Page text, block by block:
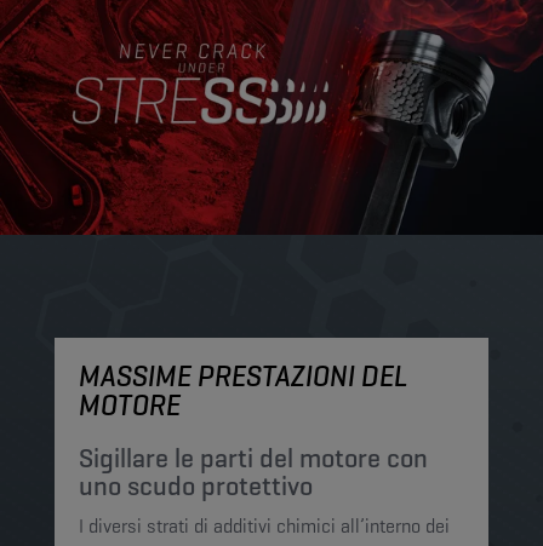
MASSIME PRESTAZIONI DEL
MOTORE
Sigillare le parti del motore con
uno scudo protettivo
I diversi strati di additivi chimici all’interno dei